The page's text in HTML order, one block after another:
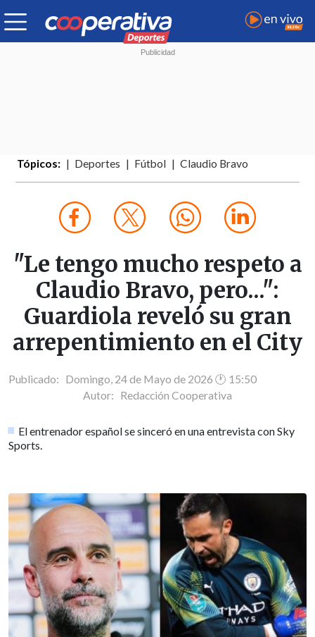
Tópicos: Deportes Fútbol Claudio Bravo
"Le tengo mucho respeto a
Claudio Bravo, pero...":
Guardiola reveló su gran
arrepentimiento en el City
Publicado: Domingo, 24 de Mayo de 2026 🕐 15:50
Autor: Redacción Cooperativa
El entrenador español se sinceró en una entrevista con Sky
Sports.